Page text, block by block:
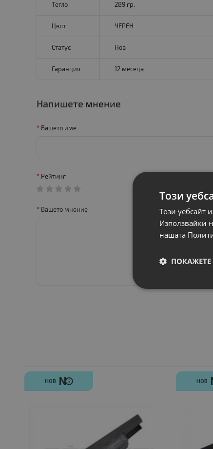
Тегло 289 гр.
Цвят ЧЕРЕН
Статус Нов
Гаранция 12 месеца
Напишете мнение
Вашето име
Рейтинг
Вашето мнение
НОВ N НОВ
Този
Този уебсайт
Използвайки
нашата